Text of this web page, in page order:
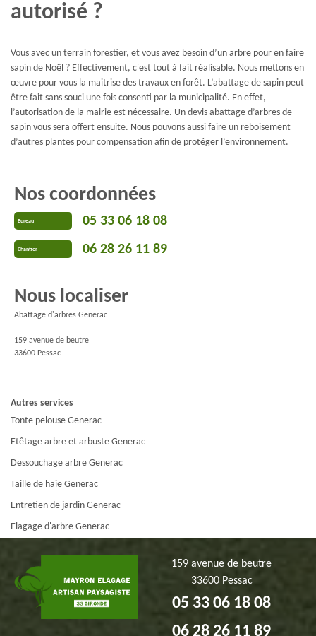
autorisé ?
Vous avec un terrain forestier, et vous avez besoin d’un arbre pour en faire
sapin de Noël ? Effectivement, c'est tout à fait réalisable. Nous mettons en
œuvre pour vous la maitrise des travaux en forêt. L’abattage de sapin peut
être fait sans souci une fois consenti par la municipalité. En effet,
l’autorisation de la mairie est nécessaire. Un devis abattage d’arbres de
sapin vous sera offert ensuite. Nous pouvons aussi faire un reboisement
d’autres plantes pour compensation afin de protéger l’environnement.
Nos coordonnées
Bureau 05 33 06 18 08
Chantier 06 28 26 11 89
Nous localiser
Abattage d'arbres Generac
159 avenue de beutre
33600 Pessac
Autres services
Tonte pelouse Generac
Etêtage arbre et arbuste Generac
Dessouchage arbre Generac
Taille de haie Generac
Entretien de jardin Generac
Elagage d'arbre Generac
159 avenue de beutre
33600 Pessac
05 33 06 18 08
06 28 26 11 89